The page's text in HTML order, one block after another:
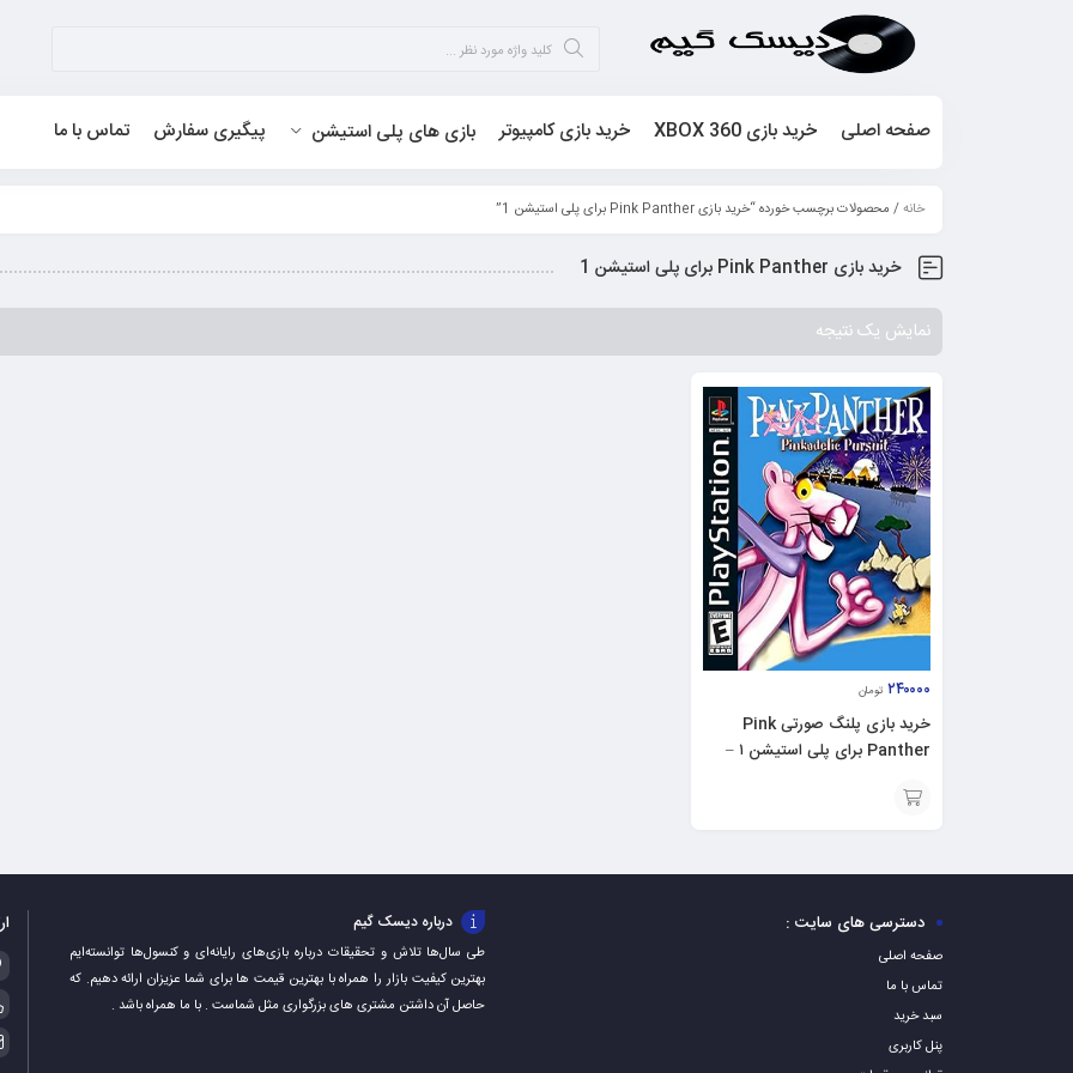
صفحه اصلی خرید بازی XBOX 360 خرید بازی کامپیوتر بازی های پلی استیشن پیگیری سفارش تماس با ما
خانه/ محصولات برچسب خورده “خرید بازی Pink Panther برای پلی استیشن 1”
خرید بازی Pink Panther برای پلی استیشن 1
نمایش یک نتیجه
۲۴۰۰۰۰ تومان
خرید بازی پلنگ صورتی Pink
Panther برای پلی استیشن ۱ –
به
دسترسی های سایت :
صفحه اصلی
تماس با ما
سبد خرید
پنل کاربری
درباره دیسک گیم
طی سال‌ها تلاش و تحقیقات درباره بازی‌های رایانه‌ای و کنسول‌ها توانسته‌ایم
بهترین کیفیت بازار را همراه با بهترین قیمت ها برای شما عزیزان ارائه دهیم. که
حاصل آن داشتن مشتری های بزرگواری مثل شماست . با ما همراه باشد .